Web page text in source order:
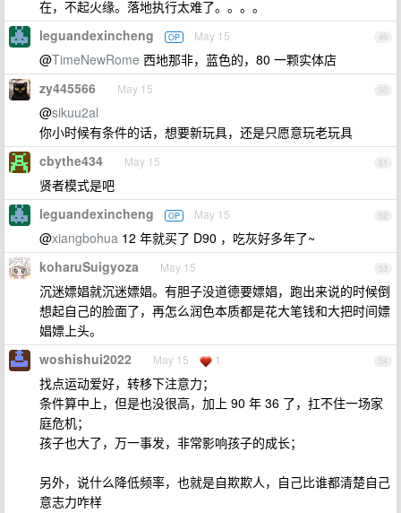
在，不起火缘。落地执行太难了。。。。
49
leguandexincheng OP May 15
@TimeNewRome 西地那非，蓝色的，80 一颗实体店
50
zy445566 May 15
@sikuu2al
你小时候有条件的话，想要新玩具，还是只愿意玩老玩具
51
cbythe434 May 15
贤者模式是吧
52
leguandexincheng OP May 15
@xiangbohua 12 年就买了 D90 ，吃灰好多年了~
53
koharuSuigyoza May 15
沉迷嫖娼就沉迷嫖娼。有胆子没道德要嫖娼，跑出来说的时候倒
想起自己的脸面了，再怎么润色本质都是花大笔钱和大把时间嫖
娼嫖上头。
54
woshishui2022 May 15 1
找点运动爱好，转移下注意力；
条件算中上，但是也没很高，加上 90 年 36 了，扛不住一场家
庭危机；
孩子也大了，万一事发，非常影响孩子的成长；
另外，说什么降低频率，也就是自欺欺人，自己比谁都清楚自己
意志力咋样